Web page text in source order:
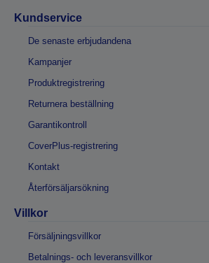
Kundservice
De senaste erbjudandena
Kampanjer
Produktregistrering
Returnera beställning
Garantikontroll
CoverPlus-registrering
Kontakt
Återförsäljarsökning
Villkor
Försäljningsvillkor
Betalnings- och leveransvillkor